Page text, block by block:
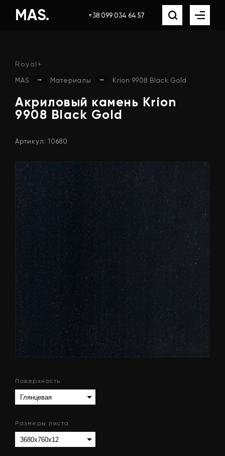
MAS. +38 099 034 64 57
Royal+
MAS → Материалы → Krion 9908 Black Gold
Акриловый камень Krion
9908 Black Gold
Артикул: 10680
Поверхность
Размеры листа